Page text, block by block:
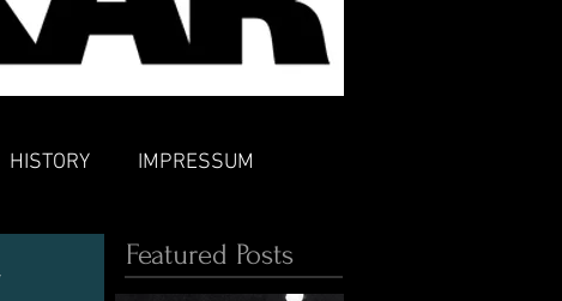
Featured Posts
HISTORY IMPRESSUM